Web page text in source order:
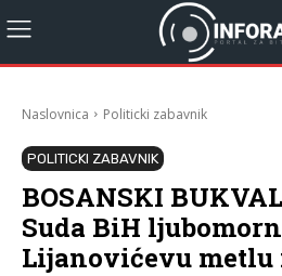
Naslovnica Politicki zabavnik
POLITICKI ZABAVNIK
BOSANSKI
Suda BiH
Lijanovićevu metlu